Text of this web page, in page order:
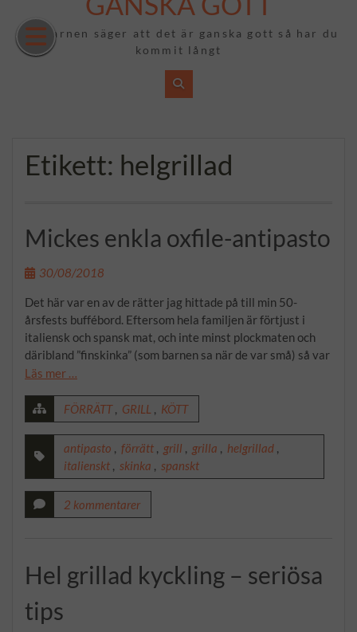
innehåll
Om barnen säger att det är ganska gott så har du
kommit långt
Etikett: helgrillad
Mickes enkla oxfile-antipasto
30/08/2018
Det här var en av de rätter jag hittade på till min 50-
årsfests buffébord. Eftersom hela familjen är förtjust i
italiensk och spansk mat, och inte minst plockmaten och
däribland ”finskinka” (som barnen sa när de var små) så var
Läs mer …
FÖRRÄTT , GRILL , KÖTT
antipasto , förrätt , grill , grilla , helgrillad ,
italienskt , skinka , spanskt
2 kommentarer
Hel grillad kyckling – seriösa
tips